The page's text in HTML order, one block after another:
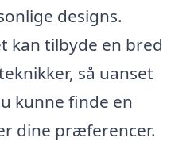
designs.
kan tilbyde en bred
så uanset
kunne finde en
dine præferencer.